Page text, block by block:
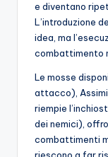
e diventano
L’introduzione
idea, ma
combattimento
Le mosse
attacco),
riempie
dei nemici),
combattimenti